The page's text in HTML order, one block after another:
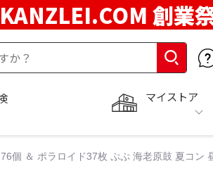
創業
マイストア
個 ＆ ポラロイド37枚 ぷぷ 海老原鼓 夏コン